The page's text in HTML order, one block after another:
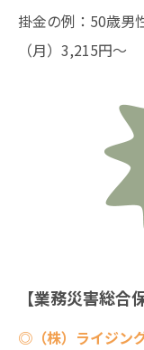
掛金の例：50歳男
（月）3,215円～
【業務災害総合
◎（株）ライジン